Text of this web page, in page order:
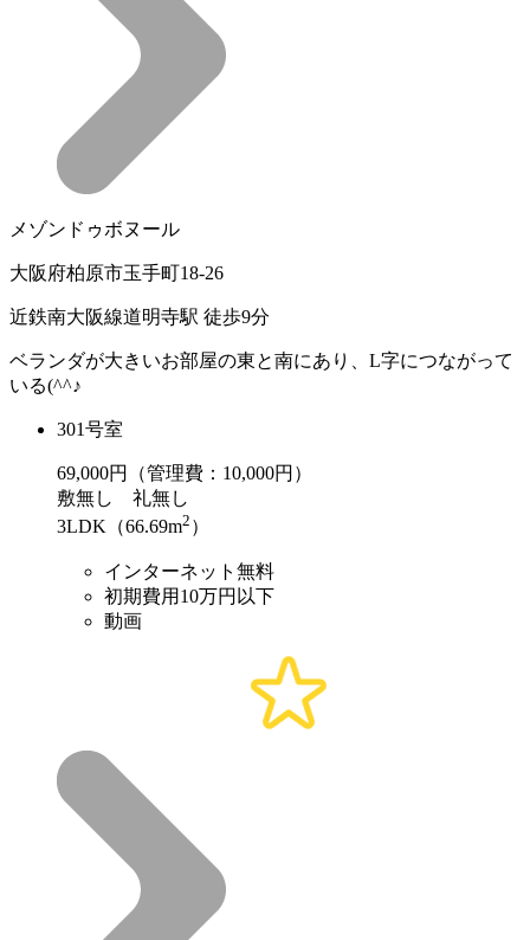
メゾンドゥボヌール
大阪府柏原市玉手町18-26
近鉄南大阪線道明寺駅 徒歩9分
ベランダが大きいお部屋の東と南にあり、L字につながって
いる(^^♪
301号室
69,000円（管理費：10,000円）
敷無し 礼無し
3LDK（66.69m2 ）
インターネット無料
初期費用10万円以下
動画